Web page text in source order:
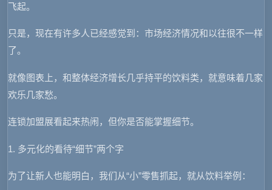
飞起。
只是，现在有许多人已经感觉到：市场经济情况和以往很不一样
了。
就像图表上，和整体经济增长几乎持平的饮料类，就意味着几家
欢乐几家愁。
连锁加盟展看起来热闹，但你是否能掌握细节。
1. 多元化的看待“细节”两个字
为了让新人也能明白，我们从“小”零售抓起，就从饮料举例：